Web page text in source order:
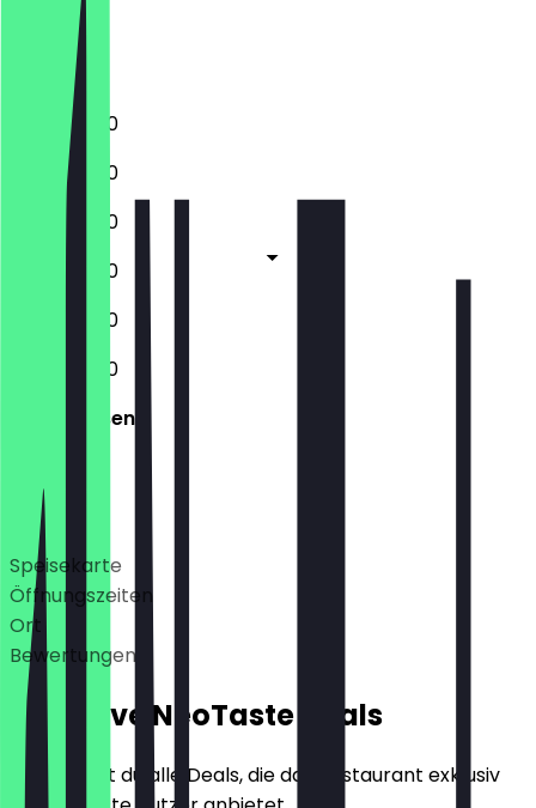
Samstag
Sonntag
11:30 - 20:00
11:30 - 20:00
11:30 - 20:00
11:30 - 20:00
11:30 - 20:00
11:30 - 20:00
Geschlossen
Deals
Speisekarte
Öffnungszeiten
Ort
Bewertungen
Exklusive NeoTaste Deals
Hier findest du alle Deals, die das Restaurant exklusiv